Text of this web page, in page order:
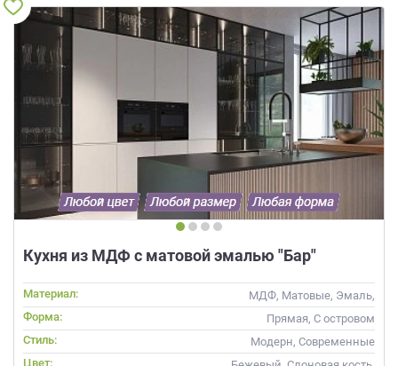
Кухня из МДФ с матовой эмалью "Бар"
Материал:
МДФ, Матовые, Эмаль,
Глянцевые
Форма:
Прямая, С островом
Стиль:
Модерн, Современные
Цвет: